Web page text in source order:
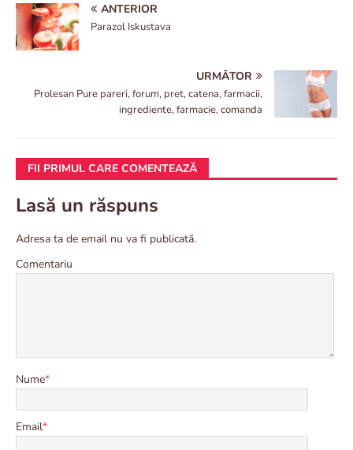
ANTERIOR
Parazol Iskustava
URMĂTOR
Prolesan Pure pareri, forum, pret, catena, farmacii,
ingrediente, farmacie, comanda
FII PRIMUL CARE COMENTEAZĂ
Lasă un răspuns
Adresa ta de email nu va fi publicată.
Comentariu
Nume*
Email*